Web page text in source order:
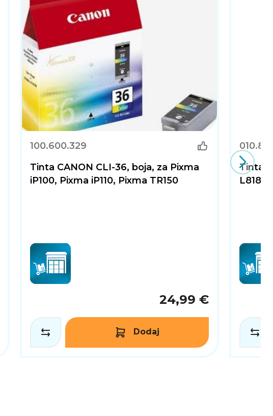
100.600.329
Tinta CANON CLI-36, boja, za Pixma
iP100, Pixma iP110, Pixma TR150
24,99 €
Dodaj
Tinta
L8180